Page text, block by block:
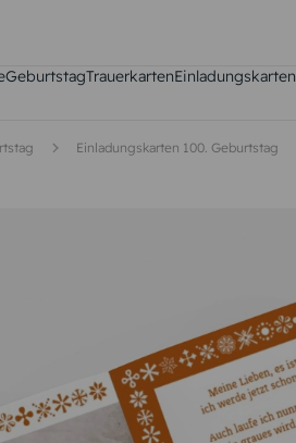
GeburtstagTrauerkartenEinladungskarten
Einladungskarten 100. Geburtstag